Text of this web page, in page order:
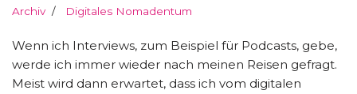
Archiv Digitales Nomadentum
Wenn ich Interviews, zum Beispiel für Podcasts, gebe,
werde ich immer wieder nach meinen Reisen gefragt.
Meist wird dann erwartet, dass ich vom digitalen